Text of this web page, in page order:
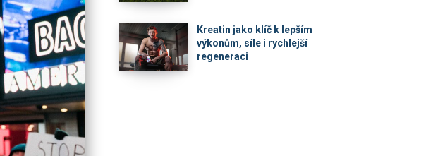
Kreatin jako klíč k lepším
výkonům, síle i rychlejší
regeneraci